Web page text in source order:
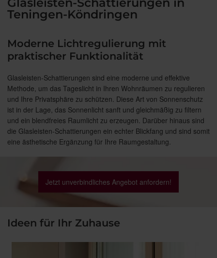
Teningen-Köndringen
Moderne Lichtregulierung mit
praktischer Funktionalität
Glasleisten-Schattierungen sind eine moderne und effektive
Methode, um das Tageslicht in Ihren Wohnräumen zu regulieren
und Ihre Privatsphäre zu schützen. Diese Art von Sonnenschutz
ist in der Lage, das Sonnenlicht sanft und gleichmäßig zu filtern
und ein blendfreies Raumlicht zu erzeugen. Darüber hinaus sind
die Glasleisten-Schattierungen ein echter Blickfang und sind somit
eine ästhetische Ergänzung für Ihre Raumgestaltung.
Jetzt unverbindliches Angebot anfordern!
Ideen für Ihr Zuhause